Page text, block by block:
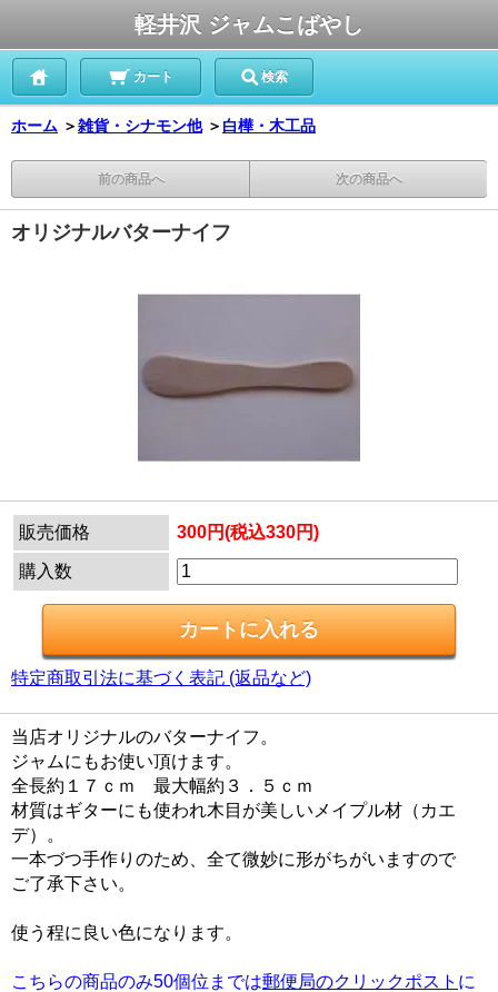
軽井沢 ジャムこばやし
カート 検索
ホーム ＞雑貨・シナモン他 ＞ 白樺・木工品
前の商品へ 次の商品へ
オリジナルバターナイフ
販売価格 300円(税込330円)
購入数
特定商取引法に基づく表記 (返品など)
当店オリジナルのバターナイフ。
ジャムにもお使い頂けます。
全長約１７ｃｍ 最大幅約３．５ｃｍ
材質はギターにも使われ木目が美しいメイプル材（カエ
デ）。
一本づつ手作りのため、全て微妙に形がちがいますので
ご了承下さい。
使う程に良い色になります。
こちらの商品のみ50個位までは郵便局のクリックポスト に